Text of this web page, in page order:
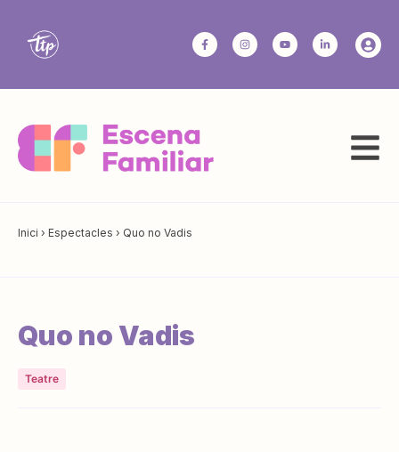
Inici › Espectacles › Quo no Vadis
Quo no Vadis
Teatre